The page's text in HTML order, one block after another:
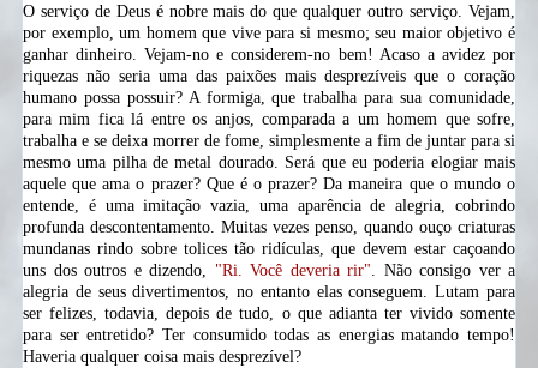
O serviço de Deus é nobre mais do que qualquer outro serviço. Vejam,
por exemplo, um homem que vive para si mesmo; seu maiorobjetivo é
ganhar dinheiro. Vejam-no econsiderem-no bem! Acaso a avidez por
riquezas não seria uma das paixões mais desprezíveis que o coração
humano possa possuir? A formiga, que trabalha para sua comunidade,
para mim fica lá entre os anjos, comparada a um homem que sofre,
trabalha e se deixa morrer de fome, simplesmente a fim de juntar para si
mesmo uma pilha de metal dourado. Será que eu poderia elogiar mais
aquele que ama o prazer? Que é o prazer? Da maneira que o mundo o
entende, é uma imitação vazia, uma aparência de alegria, cobrindo
profunda descontentamento. Muitas vezes penso, quando ouço criaturas
mundanas rindo sobre tolices tão ridículas, que devem estar caçoando
uns dos outros e dizendo, "Ri. Você deveria rir". Não consigo ver a
alegria de seus divertimentos, no entanto elas conseguem. Lutam para
ser felizes, todavia, depois de tudo, o que adianta ter vivido somente
para serentretido? Ter consumido todas as energias matando tempo!
Haveria qualquer coisa mais desprezível?